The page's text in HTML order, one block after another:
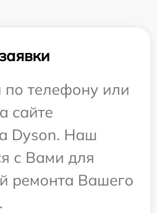
телефону или
сайте
Dyson. Наш
с Вами для
ремонта Вашего